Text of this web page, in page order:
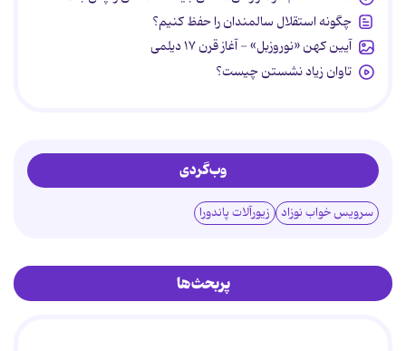
چگونه استقلال سالمندان را حفظ کنیم؟
آیین کهن «نوروزبل» - آغاز قرن ۱۷ دیلمی
تاوان زیاد نشستن چیست؟
وب‌گردی
سرویس خواب نوزاد زیورآلات پاندورا
پربحث‌ها